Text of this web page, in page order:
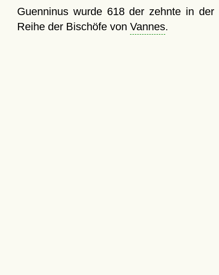
Guenninus wurde 618 der zehnte in der
Reihe der Bischöfe von Vannes.